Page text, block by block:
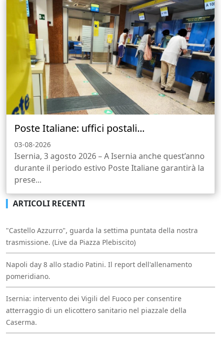
Poste Italiane: uffici postali...
03-08-2026
Isernia, 3 agosto 2026 – A Isernia anche quest’anno
durante il periodo estivo Poste Italiane garantirà la
prese...
ARTICOLI RECENTI
"Castello Azzurro", guarda la settima puntata della nostra
trasmissione. (Live da Piazza Plebiscito)
Napoli day 8 allo stadio Patini. Il report dell'allenamento
pomeridiano.
Isernia: intervento dei Vigili del Fuoco per consentire
atterraggio di un elicottero sanitario nel piazzale della
Caserma.